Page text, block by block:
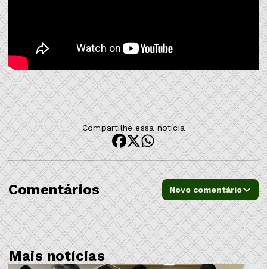
Compartilhe essa notícia
Comentários Novo comentário
Mais notícias